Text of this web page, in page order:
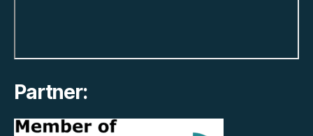
Partner: